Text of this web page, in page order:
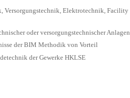
Versorgungstechnik, Elektrotechnik, Facility
oder versorgungstechnischer Anlagen
der BIM Methodik von Vorteil
der Gewerke HKLSE